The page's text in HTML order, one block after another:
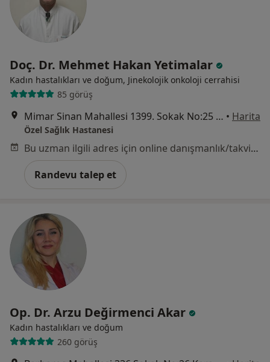
Doç. Dr. Mehmet Hakan Yetimalar
Kadın hastalıkları ve doğum, Jinekolojik onkoloji cerrahisi
85 görüş
Mimar Sinan Mahallesi 1399. Sokak No:25 Alsancak, Konak • Harita
Özel Sağlık Hastanesi
Bu uzman ilgili adres için online danışmanlık/takvim sunmuyor.
Randevu talep et
Op. Dr. Arzu Değirmenci Akar
Kadın hastalıkları ve doğum
260 görüş